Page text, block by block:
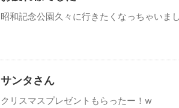
昭和記念公園久々に行きたくなっちゃいま
サンタさん
クリスマスプレゼントもらったー！w